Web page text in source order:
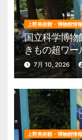
上野美術館・博物館情報
国立科学博物
きもの超ワ
ーウィンが
美術館・博
7月 10, 2026
上野美術館・博物館情報